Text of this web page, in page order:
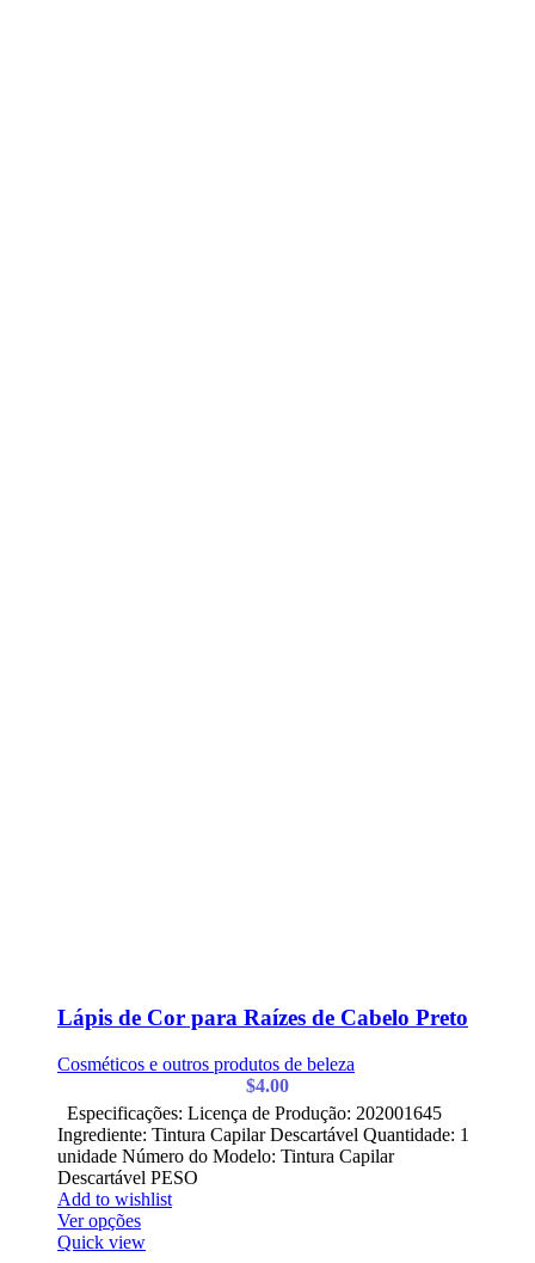
Lápis de Cor para Raízes de Cabelo Preto
Cosméticos e outros produtos de beleza
$4.00
Especificações: Licença de Produção: 202001645
Ingrediente: Tintura Capilar Descartável Quantidade: 1
unidade Número do Modelo: Tintura Capilar
Descartável PESO
Add to wishlist
Ver opções
Quick view